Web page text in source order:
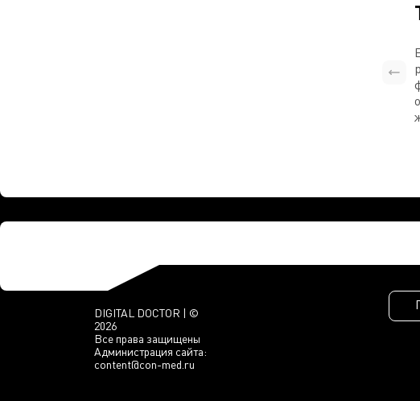
DIGITAL DOCTOR | ©
2026
Все права защищены
Администрация сайта:
content@con-med.ru